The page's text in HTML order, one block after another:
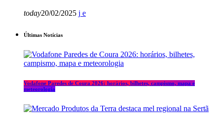
today20/02/2025
Últimas Notícias
Vodafone Paredes de Coura 2026: horários, bilhetes, campismo, mapa e
meteorologia